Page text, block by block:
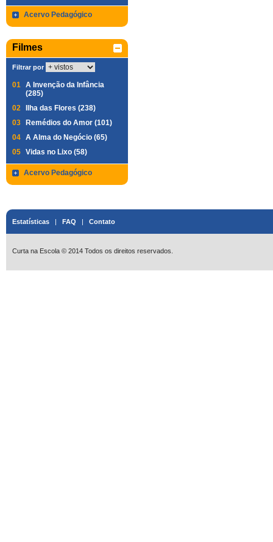
Acervo Pedagógico
Filmes
Filtrar por
01 A Invenção da Infância
(285)
02
Ilha das Flores (238)
03
Remédios do Amor (101)
04 A Alma do Negócio (65)
05 Vidas no Lixo (58)
Acervo Pedagógico
Estatísticas | FAQ | Contato
Curta na Escola © 2014 Todos os direitos reservados.